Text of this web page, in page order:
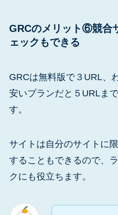
GRCのメリット⑥競合
ェックもできる
GRCは無料版で３URL、
安いプランだと５URLま
す。
サイトは自分のサイトに
することもできるので、
クにも役立ちます。